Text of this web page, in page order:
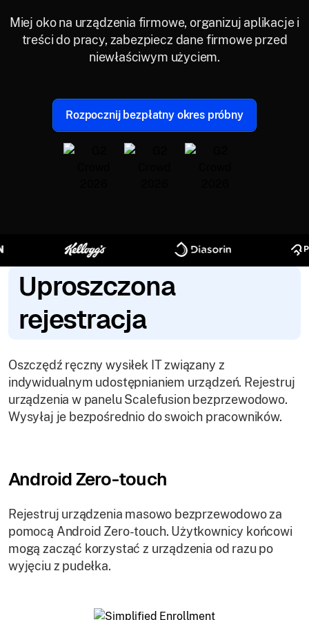
Miej oko na urządzenia firmowe, organizuj aplikacje i
treści do pracy, zabezpiecz dane firmowe przed
niewłaściwym użyciem.
Rozpocznij bezpłatny okres próbny
Uproszczona
rejestracja
Oszczędź ręczny wysiłek IT związany z
indywidualnym udostępnianiem urządzeń. Rejestruj
urządzenia w panelu Scalefusion bezprzewodowo.
Wysyłaj je bezpośrednio do swoich pracowników.
Android Zero-touch
Rejestruj urządzenia masowo bezprzewodowo za
pomocą Android Zero-touch. Użytkownicy końcowi
mogą zacząć korzystać z urządzenia od razu po
wyjęciu z pudełka.